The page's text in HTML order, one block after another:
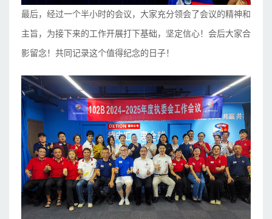
最后，经过一个半小时的会议，大家充分领会了会议的精神和
主旨，为接下来的工作开展打下基础，坚定信心！会后大家合
影留念！共同记录这个值得纪念的日子！